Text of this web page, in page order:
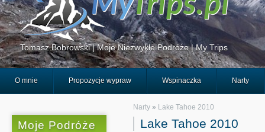
Tomasz Bobrowski | Moje Niezwykłe Podróże | My Trips
O mnie Propozycje wypraw Wspinaczka Narty
Moje Podróże Lake Tahoe 2010
Narty» Lake Tahoe 2010